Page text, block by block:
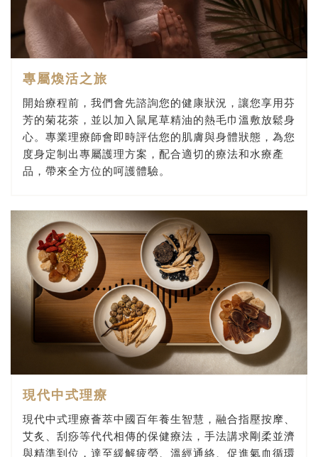
專屬煥活之旅
開始療程前，我們會先諮詢您的健康狀況，讓您享用芬
芳的菊花茶，並以加入鼠尾草精油的熱毛巾溫敷放鬆身
心。專業理療師會即時評估您的肌膚與身體狀態，為您
度身定制出專屬護理方案，配合適切的療法和水療產
品，帶來全方位的呵護體驗。
現代中式理療
現代中式理療薈萃中國百年養生智慧，融合指壓按摩、
艾炙、刮痧等代代相傳的保健療法，手法講求剛柔並濟
與精準到位，達至緩解疲勞、溫經通絡、促進氣血循環